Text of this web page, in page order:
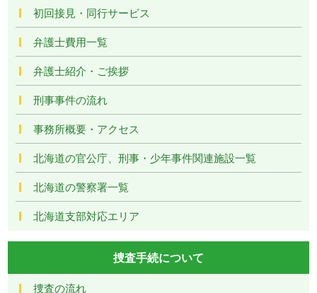
初回接見・同行サービス
弁護士費用一覧
弁護士紹介・ご挨拶
刑事事件の流れ
事務所概要・アクセス
北海道の官公庁、刑事・少年事件関連施設一覧
北海道の警察署一覧
北海道支部対応エリア
捜査手続について
捜査の流れ